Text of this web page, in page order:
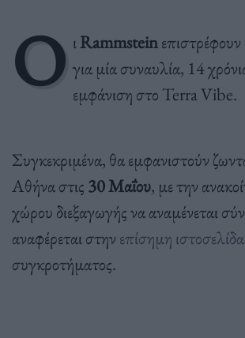
Ο ιRammstein
για μία συναυλία, 14
εμφάνιση στο Terra Vibe.
Συγκεκριμένα, θα εμφανιστούν
Αθήνα στις 30 Μαΐου, με την
χώρου διεξαγωγής να αναμένεται
αναφέρεται στην επίσημη ιστοσελίδα
συγκροτήματος.